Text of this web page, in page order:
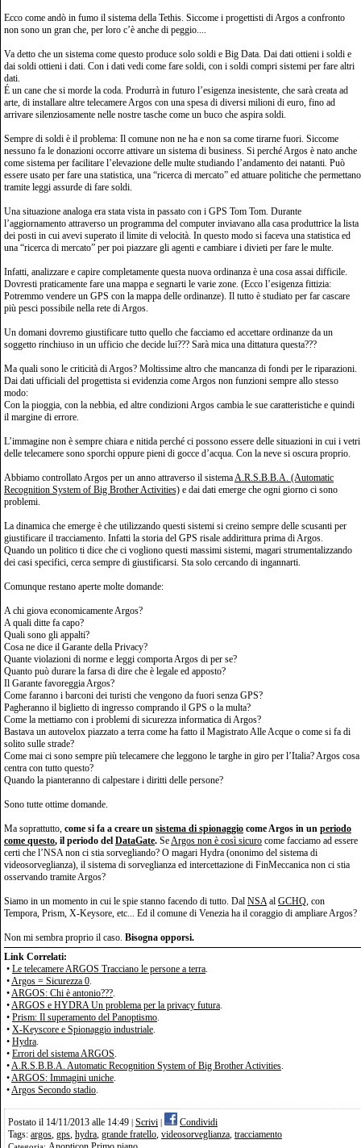
Ecco come andò in fumo il sistema della Tethis. Siccome i progettisti di Argos a confronto
non sono un gran che, per loro c’è anche di peggio....
Va detto che un sistema come questo produce solo soldi e Big Data. Dai dati ottieni i soldi e
dai soldi ottieni i dati. Con i dati vedi come fare soldi, con i soldi compri sistemi per fare altri
dati.
É un cane che si morde la coda. Produrrà in futuro l’esigenza inesistente, che sarà creata ad
arte, di installare altre telecamere Argos con una spesa di diversi milioni di euro, fino ad
arrivare silenziosamente nelle nostre tasche come un buco che aspira soldi.
Sempre di soldi è il problema: Il comune non ne ha e non sa come tirarne fuori. Siccome
nessuno fa le donazioni occorre attivare un sistema di business. Si perché Argos è nato anche
come sistema per facilitare l’elevazione delle multe studiando l’andamento dei natanti. Può
essere usato per fare una statistica, una “ricerca di mercato” ed attuare politiche che permettano
tramite leggi assurde di fare soldi.
Una situazione analoga era stata vista in passato con i GPS Tom Tom. Durante
l’aggiornamento attraverso un programma del computer inviavano alla casa produttrice la lista
dei posti in cui avevi superato il limite di velocità. In questo modo si faceva una statistica ed
una “ricerca di mercato” per poi piazzare gli agenti e cambiare i divieti per fare le multe.
Infatti, analizzare e capire completamente questa nuova ordinanza è una cosa assai difficile.
Dovresti praticamente fare una mappa e segnarti le varie zone. (Ecco l’esigenza fittizia:
Potremmo vendere un GPS con la mappa delle ordinanze). Il tutto è studiato per far cascare
più pesci possibile nella rete di Argos.
Un domani dovremo giustificare tutto quello che facciamo ed accettare ordinanze da un
soggetto rinchiuso in un ufficio che decide lui??? Sarà mica una dittatura questa???
Ma quali sono le criticità di Argos? Moltissime altro che mancanza di fondi per le riparazioni.
Dai dati ufficiali del progettista si evidenzia come Argos non funzioni sempre allo stesso
modo:
Con la pioggia, con la nebbia, ed altre condizioni Argos cambia le sue caratteristiche e quindi
il margine di errore.
L’immagine non è sempre chiara e nitida perché ci possono essere delle situazioni in cui i vetri
delle telecamere sono sporchi oppure pieni di gocce d’acqua. Con la neve si oscura proprio.
Abbiamo controllato Argos per un anno attraverso il sistemaA.R.S.B.B.A. (Automatic
Recognition System of Big Brother Activities) e dai dati emerge che ogni giorno ci sono
problemi.
La dinamica che emerge è che utilizzando questi sistemi si creino sempre delle scusanti per
giustificare il tracciamento. Infatti la storia del GPS risale addirittura prima di Argos.
Quando un politico ti dice che ci vogliono questi massimi sistemi, magari strumentalizzando
dei casi specifici, cerca sempre di giustificarsi. Sta solo cercando di ingannarti.
Comunque restano aperte molte domande:
A chi giova economicamente Argos?
A quali ditte fa capo?
Quali sono gli appalti?
Cosa ne dice il Garante della Privacy?
Quante violazioni di norme e leggi comporta Argos di per se?
Quanto può durare la farsa di dire che è legale ed apposto?
Il Garante favoreggia Argos?
Come faranno i barconi dei turisti che vengono da fuori senza GPS?
Pagheranno il biglietto di ingresso comprando il GPS o la multa?
Come la mettiamo con i problemi di sicurezza informatica di Argos?
Bastava un autovelox piazzato a terra come ha fatto il Magistrato Alle Acque o come si fa di
solito sulle strade?
Come mai ci sono sempre più telecamere che leggono le targhe in giro per l’Italia? Argos cosa
centra con tutto questo?
Quando la pianteranno di calpestare i diritti delle persone?
Sono tutte ottime domande.
Ma soprattutto, come si fa a creare un sistema di spionaggio come Argos in un periodo
come questo, il periodo del DataGate. SeArgos non è così sicuro come facciamo ad essere
certi che l’NSA non ci stia sorvegliando? O magari Hydra (ononimo del sistema di
videosorveglianza), il sistema di sorveglianza ed intercettazione di FinMeccanica non ci stia
osservando tramite Argos?
Siamo in un momento in cui le spie stanno facendo di tutto. Dal NSAal GCHQ, con
Tempora, Prism, X-Keysore, etc... Ed il comune di Venezia ha il coraggio di ampliare Argos?
Non mi sembra proprio il caso. Bisogna opporsi.
Link Correlati:
• Le telecamere ARGOS Tracciano le persone a terra.
•Argos = Sicurezza 0.
•ARGOS: Chi è antonio???.
•ARGOS e HYDRA Un problema per la privacy futura.
• Prism: Il superamento del Panoptismo.
• X-Keyscore e Spionaggio industriale.
• Hydra.
• Errori del sistema ARGOS.
•A.R.S.B.B.A. Automatic Recognition System of Big Brother Activities.
•ARGOS: Immagini uniche.
•Argos Secondo stadio.
Postato il 14/11/2013 alle 14:49 Scrivi
Condividi
Tags: argos, gps, hydra, grande fratello, videosorveglianza, tracciamento